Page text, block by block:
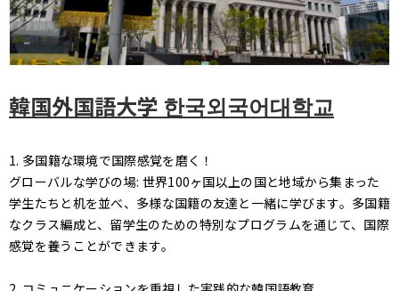
韓国外国語大学 한국외국어대학교
1. 多国籍な環境で国際感覚を磨く！
グローバルな学びの場: 世界100ヶ国以上の国と地域から集まった
学生たちと机を並べ、多様な国籍の友達と一緒に学びます。多国籍
なクラス編成と、留学生のための特別なプログラムを通じて、国際
感覚を養うことができます。